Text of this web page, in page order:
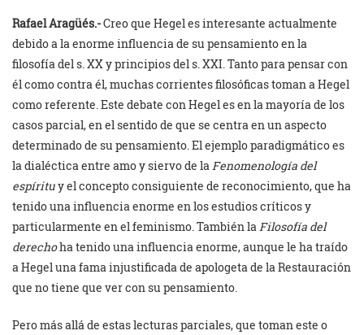
Rafael Aragüés.-Creo que Hegel es interesante actualmente
debido a la enorme influencia de su pensamiento en la
filosofía del s. XX y principios del s. XXI. Tanto para pensar con
él como contra él, muchas corrientes filosóficas toman a Hegel
como referente. Este debate con Hegel es en la mayoría de los
casos parcial, en el sentido de que se centra en un aspecto
determinado de su pensamiento. El ejemplo paradigmático es
la dialéctica entre amo y siervo de la Fenomenología del
espírituy el concepto consiguiente de reconocimiento, que ha
tenido una influencia enorme en los estudios críticos y
particularmente en el feminismo. También la Filosofía del
derechoha tenido una influencia enorme, aunque le ha traído
a Hegel una fama injustificada de apologeta de la Restauración
que no tiene que ver con su pensamiento.
Pero más allá de estas lecturas parciales, que toman este o